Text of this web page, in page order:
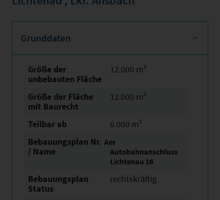
Grunddaten
Größe der
unbebauten Fläche
12.000 m²
Größe der Fläche
mit Baurecht
12.000 m²
Teilbar ab
6.000 m²
Bebauungsplan Nr.
/ Name
Am
Autobahnanschluss
Lichtenau 16
Bebauungsplan
Status
rechtskräftig